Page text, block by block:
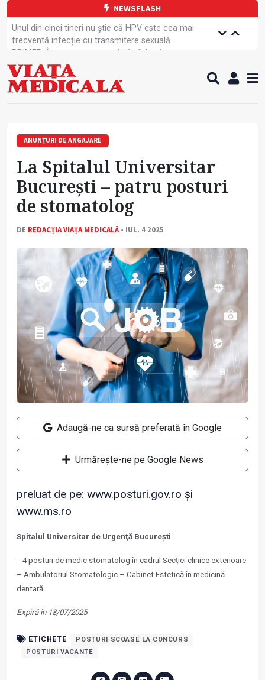
NEWSFLASH
Unul din cinci tineri nu știe că HPV este cea mai
frecventă infecție cu transmitere sexuală
PRIMER: Întreruperea energiei în fabrici ar pune
pacienții în pericol
Subiecte unice la examenul de specialist
Comercializarea unor medicamente, blocată
caniculă?
Un nou studiu pentru testarea unui vaccin împotriva
tulpinei Bundibugyo a virusului Ebola
Alăptarea, esențială pentru sănătatea mamei și
copilului
Concursul Internațional George Enescu, la ceas
aniversar
ANUNȚURI DE ANGAJARE
La Spitalul Universitar
Bucureşti – patru posturi
de stomatolog
DE REDACȚIA VIAȚA MEDICALĂ - IUL. 4 2025
Adaugă-ne ca sursă preferată în Google
Urmărește-ne pe Google News
preluat de pe: www.posturi.gov.ro și
www.ms.ro
Spitalul Universitar de Urgenţă Bucureşti
‒ 4 posturi de medic stomatolog în cadrul Secției clinice exterioare
– Ambulatoriul Stomatologic – Cabinet Estetică în medicină
dentară.
Expiră în 18/07/2025
ETICHETE
POSTURI SCOASE LA CONCURS
POSTURI VACANTE